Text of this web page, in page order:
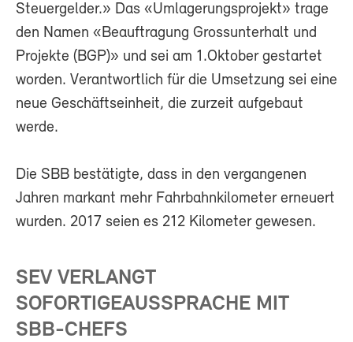
Steuergelder.» Das «Umlagerungsprojekt» trage
den Namen «Beauftragung Grossunterhalt und
Projekte (BGP)» und sei am 1.Oktober gestartet
worden. Verantwortlich für die Umsetzung sei eine
neue Geschäftseinheit, die zurzeit aufgebaut
werde.
Die SBB bestätigte, dass in den vergangenen
Jahren markant mehr Fahrbahnkilometer erneuert
wurden. 2017 seien es 212 Kilometer gewesen.
SEV VERLANGT
SOFORTIGEAUSSPRACHE MIT
SBB-CHEFS